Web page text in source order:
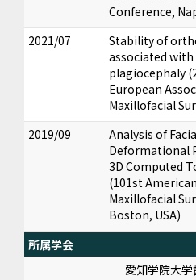
Conference,
2021/07
Stability of
associated
plagiocephaly
European
Maxillofacial
2019/09
Analysis of
Deformational
3D Computed
(101st
Maxillofacial
Boston, USA)
所属学会
愛知学院大